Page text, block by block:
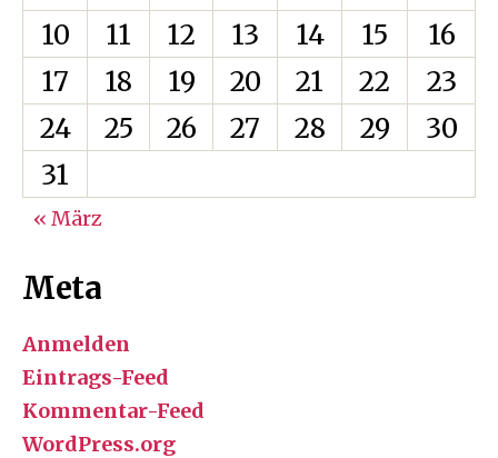
10
11 12 13 14 15
16
17
18 19 20 21 22
23
24
25 26 27 28 29
30
31
« März
Meta
Anmelden
Eintrags-Feed
Kommentar-Feed
WordPress.org